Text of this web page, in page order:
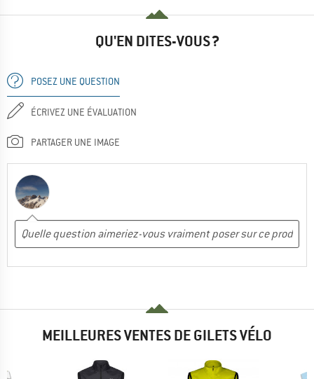
QU'EN DITES-VOUS ?
POSEZ UNE QUESTION
ÉCRIVEZ UNE ÉVALUATION
PARTAGER UNE IMAGE
MEILLEURES VENTES DE GILETS VÉLO